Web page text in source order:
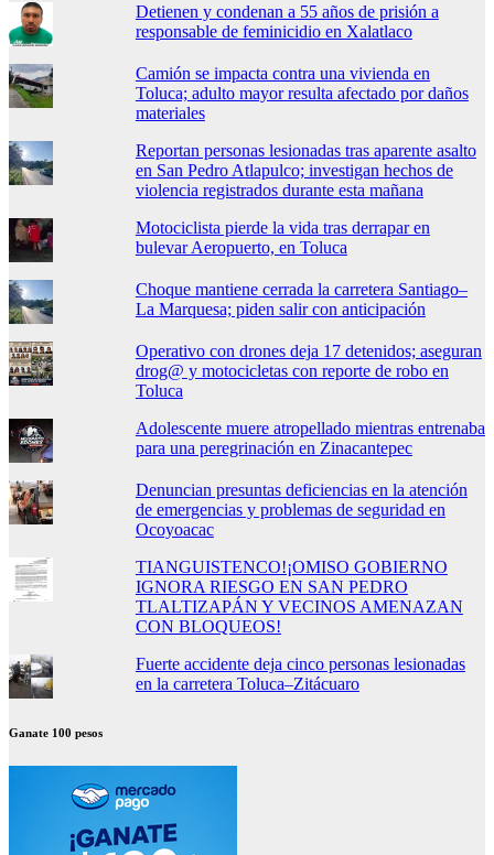
Detienen y condenan a 55 años de prisión a
responsable de feminicidio en Xalatlaco
Camión se impacta contra una vivienda en
Toluca; adulto mayor resulta afectado por daños
materiales
Reportan personas lesionadas tras aparente asalto
en San Pedro Atlapulco; investigan hechos de
violencia registrados durante esta mañana
Motociclista pierde la vida tras derrapar en
bulevar Aeropuerto, en Toluca
Choque mantiene cerrada la carretera Santiago–
La Marquesa; piden salir con anticipación
Operativo con drones deja 17 detenidos; aseguran
drog@ y motocicletas con reporte de robo en
Toluca
Adolescente muere atropellado mientras entrenaba
para una peregrinación en Zinacantepec
Denuncian presuntas deficiencias en la atención
de emergencias y problemas de seguridad en
Ocoyoacac
TIANGUISTENCO!¡OMISO GOBIERNO
IGNORA RIESGO EN SAN PEDRO
TLALTIZAPÁN Y VECINOS AMENAZAN
CON BLOQUEOS!
Fuerte accidente deja cinco personas lesionadas
en la carretera Toluca–Zitácuaro
Ganate 100 pesos